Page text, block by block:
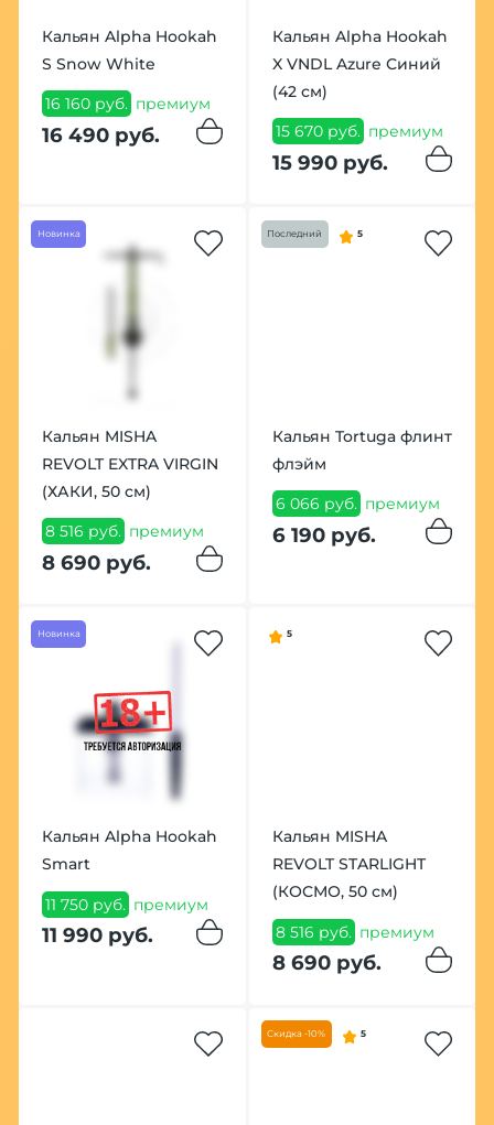
Кальян Alpha Hookah
S Snow White
16 160 руб. премиум
16 490 руб.
Кальян Alpha Hookah
X VNDL Azure Синий
(42 см)
15 670 руб. премиум
15 990 руб.
Новинка
Кальян MISHA
REVOLT EXTRA VIRGIN
(ХАКИ, 50 см)
8 516 руб. премиум
8 690 руб.
Последний 5
Кальян Tortuga флинт
флэйм
6 066 руб. премиум
6 190 руб.
Новинка
Кальян Alpha Hookah
Smart
11 750 руб. премиум
11 990 руб.
5
Кальян MISHA
REVOLT STARLIGHT
(КОСМО, 50 см)
8 516 руб. премиум
8 690 руб.
Скидка -10% 5